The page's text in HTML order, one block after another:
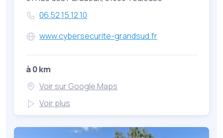
06 52 15 12 10
www.cybersecurite-grandsud.fr
à 0 km
Voir sur Google Maps
Voir plus